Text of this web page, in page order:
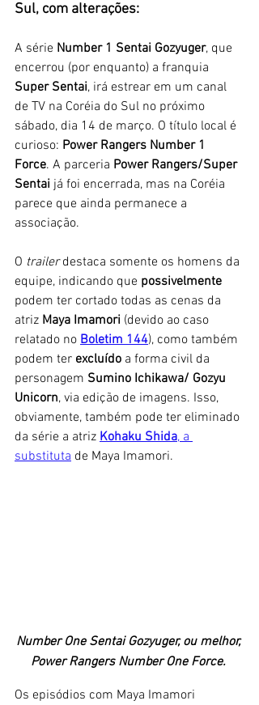
Sul, com alterações:
A série Number 1 Sentai Gozyuger, que
encerrou (por enquanto) a franquia
Super Sentai, irá estrear em um canal
de TV na Coréia do Sul no próximo
sábado, dia 14 de março. O título local é
curioso: Power Rangers Number 1
Force. A parceria Power Rangers/Super
Sentai já foi encerrada, mas na Coréia
parece que ainda permanece a
associação.
O trailer destaca somente os homens da
equipe, indicando que possivelmente
podem ter cortado todas as cenas da
atriz Maya Imamori (devido ao caso
relatado no Boletim 144), como também
podem ter excluído a forma civil da
personagem Sumino Ichikawa/ Gozyu
Unicorn, via edição de imagens. Isso,
obviamente, também pode ter eliminado
da série a atriz Kohaku Shida, a
substituta de Maya Imamori.
Number One Sentai Gozyuger, ou melhor,
Power Rangers Number One Force.
Os episódios com Maya Imamori